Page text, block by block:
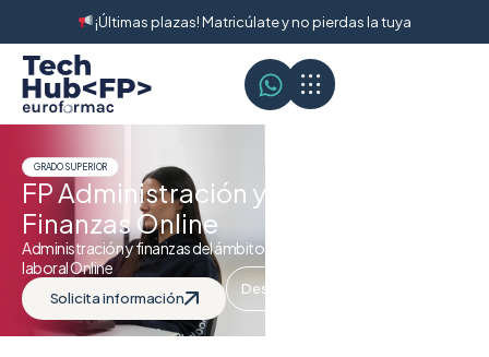
¡Últimas plazas! Matricúlate y no pierdas la tuya
GRADO SUPERIOR
FP Administración y
Finanzas Online
Administración y finanzas del ámbito contable y
laboral Online
Solicita información
Descarga el programa